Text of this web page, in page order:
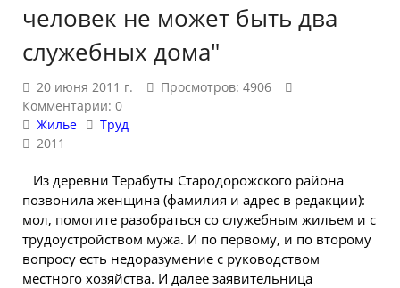
человек не может быть два
служебных дома"
20 июня 2011 г.
Просмотров: 4906
Комментарии: 0
Жилье
Труд
2011
Из деревни Терабуты Стародорожского района
позвонила женщина (фамилия и адрес в редакции):
мол, помогите разобраться со служебным жильем и с
трудоустройством мужа. И по первому, и по второму
вопросу есть недоразумение с руководством
местного хозяйства. И далее заявительница